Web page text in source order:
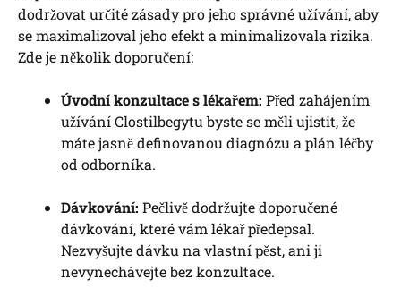
dodržovat určité zásady pro jeho správné užívání, aby
se maximalizoval jeho efekt a minimalizovala rizika.
Zde je několik doporučení:
Úvodní konzultace s lékařem: Před zahájením
užívání Clostilbegytu byste se měli ujistit, že
máte jasně definovanou diagnózu a plán léčby
od odborníka.
Dávkování: Pečlivě dodržujte doporučené
dávkování, které vám lékař předepsal.
Nezvyšujte dávku na vlastní pěst, ani ji
nevynechávejte bez konzultace.